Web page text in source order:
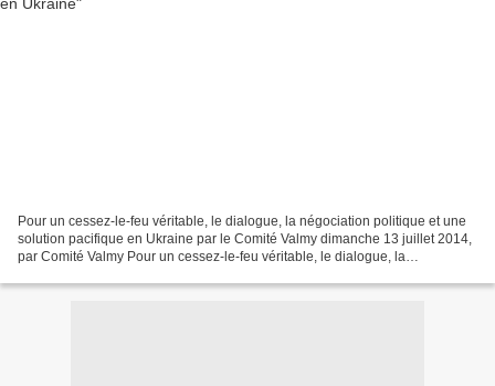
Pour un cessez-le-feu véritable, le dialogue, la négociation politique et une
solution pacifique en Ukraine par le Comité Valmy dimanche 13 juillet 2014,
par Comité Valmy Pour un cessez-le-feu véritable, le dialogue, la